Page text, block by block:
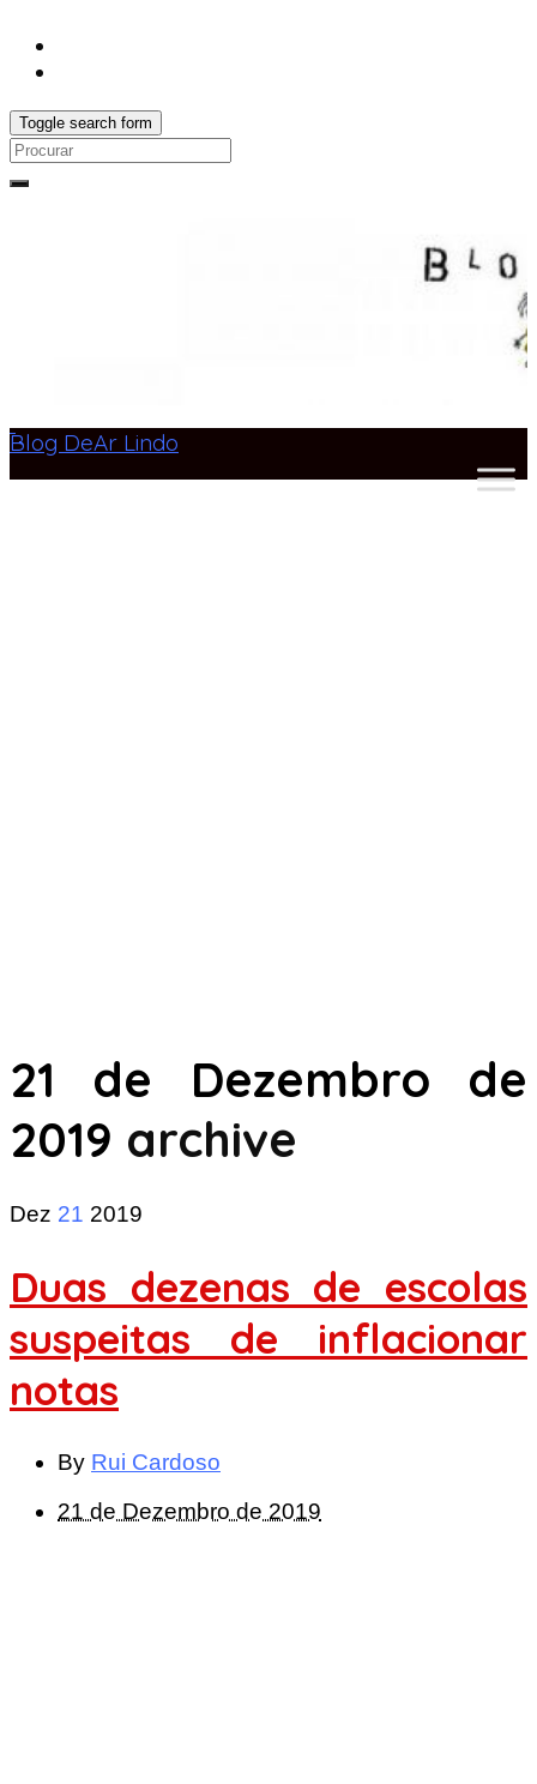
Toggle search form
Search
Blog DeAr Lindo
21 de Dezembro de
2019 archive
Dez 21 2019
Duas dezenas de escolas
suspeitas de inflacionar
notas
By Rui Cardoso
21 de Dezembro de 2019